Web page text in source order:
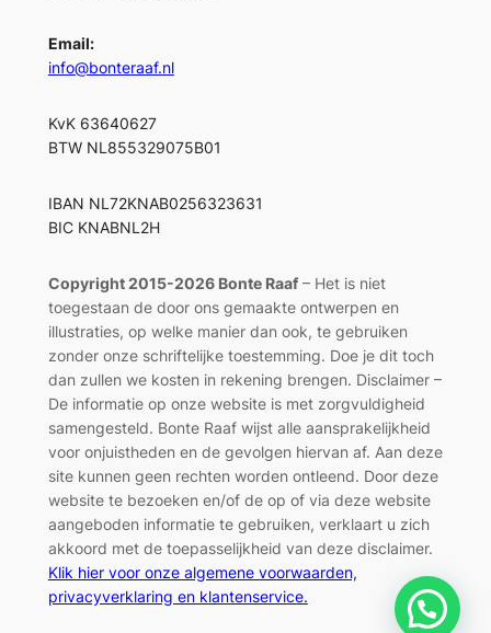
Email:
info@bonteraaf.nl
KvK 63640627
BTW NL855329075B01
IBAN NL72KNAB0256323631
BIC KNABNL2H
Copyright 2015-2026 Bonte Raaf– Het is niet
toegestaan de door ons gemaakte ontwerpen en
illustraties, op welke manier dan ook, te gebruiken
zonder onze schriftelijke toestemming. Doe je dit toch
dan zullen we kosten in rekening brengen. Disclaimer –
De informatie op onze website is met zorgvuldigheid
samengesteld. Bonte Raaf wijst alle aansprakelijkheid
voor onjuistheden en de gevolgen hiervan af. Aan deze
site kunnen geen rechten worden ontleend. Door deze
website te bezoeken en/of de op of via deze website
aangeboden informatie te gebruiken, verklaart u zich
akkoord met de toepasselijkheid van deze disclaimer.
Klik hier voor onze algemene voorwaarden,
privacyverklaring en klantenservice.